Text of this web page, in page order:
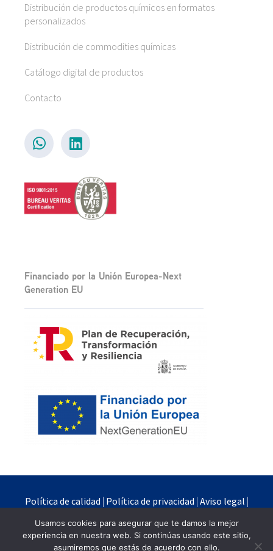
Distribución de productos químicos en formatos
personalizados
Distribución de commodities químicas
Catálogo digital de productos
Contacto
Financiado por la Unión Europea-Next
Generation EU
Quimipur S.L.U. © 2024
Política de calidad | Política de privacidad | Aviso legal |
Usamos cookies para asegurar que te damos la mejor
experiencia en nuestra web. Si continúas usando este sitio,
asumiremos que estás de acuerdo con ello.